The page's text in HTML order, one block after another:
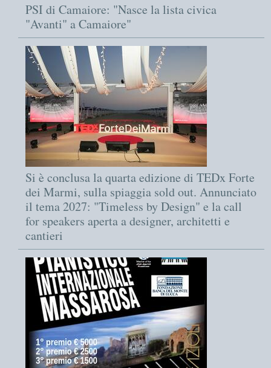
PSI di Camaiore: "Nasce la lista civica
"Avanti" a Camaiore"
Si è conclusa la quarta edizione di TEDx Forte
dei Marmi, sulla spiaggia sold out. Annunciato
il tema 2027: "Timeless by Design" e la call
for speakers aperta a designer, architetti e
cantieri